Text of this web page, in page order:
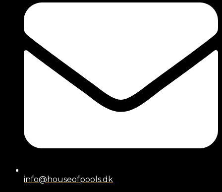
info@houseofpools.dk